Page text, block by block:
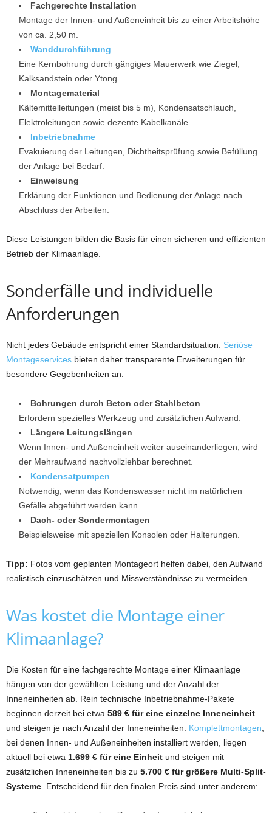
Fachgerechte Installation
Montage der Innen- und Außeneinheit bis zu einer Arbeitshöhe
von ca. 2,50 m.
Wanddurchführung
Eine Kernbohrung durch gängiges Mauerwerk wie Ziegel,
Kalksandstein oder Ytong.
Montagematerial
Kältemittelleitungen (meist bis 5 m), Kondensatschlauch,
Elektroleitungen sowie dezente Kabelkanäle.
Inbetriebnahme
Evakuierung der Leitungen, Dichtheitsprüfung sowie Befüllung
der Anlage bei Bedarf.
Einweisung
Erklärung der Funktionen und Bedienung der Anlage nach
Abschluss der Arbeiten.
Diese Leistungen bilden die Basis für einen sicheren und effizienten
Betrieb der Klimaanlage.
Sonderfälle und individuelle
Anforderungen
Nicht jedes Gebäude entspricht einer Standardsituation. Seriöse
Montageservices bieten daher transparente Erweiterungen für
besondere Gegebenheiten an:
Bohrungen durch Beton oder Stahlbeton
Erfordern spezielles Werkzeug und zusätzlichen Aufwand.
Längere Leitungslängen
Wenn Innen- und Außeneinheit weiter auseinanderliegen, wird
der Mehraufwand nachvollziehbar berechnet.
Kondensatpumpen
Notwendig, wenn das Kondenswasser nicht im natürlichen
Gefälle abgeführt werden kann.
Dach- oder Sondermontagen
Beispielsweise mit speziellen Konsolen oder Halterungen.
Tipp: Fotos vom geplanten Montageort helfen dabei, den Aufwand
realistisch einzuschätzen und Missverständnisse zu vermeiden.
Was kostet die Montage einer
Klimaanlage?
Die Kosten für eine fachgerechte Montage einer Klimaanlage
hängen von der gewählten Leistung und der Anzahl der
Inneneinheiten ab. Rein technische Inbetriebnahme-Pakete
beginnen derzeit bei etwa 589 € für eine einzelne Inneneinheit
und steigen je nach Anzahl der Inneneinheiten. Komplettmontagen
bei denen Innen- und Außeneinheiten installiert werden, liegen
aktuell bei etwa 1.699 € für eine Einheit und steigen mit
zusätzlichen Inneneinheiten bis zu 5.700 € für größere Multi-Split-
Systeme . Entscheidend für den finalen Preis sind unter anderem: